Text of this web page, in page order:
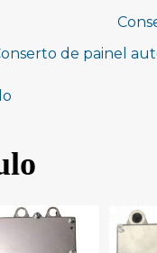
de painel